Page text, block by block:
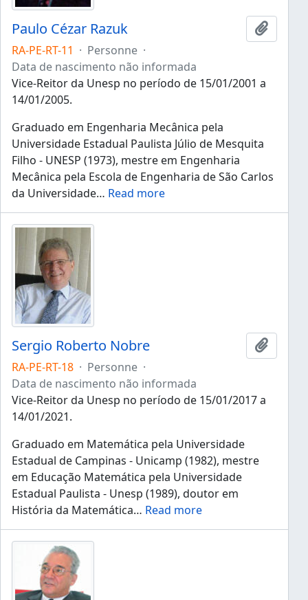
Paulo Cézar Razuk
Ajouter
RA-PE-RT-11 · Personne ·
Data de nascimento não informada
Vice-Reitor da Unesp no período de 15/01/2001 a
14/01/2005.
Graduado em Engenharia Mecânica pela
Universidade Estadual Paulista Júlio de Mesquita
Filho - UNESP (1973), mestre em Engenharia
Mecânica pela Escola de Engenharia de São Carlos
da Universidade… Read more
Sergio Roberto Nobre
Ajouter
RA-PE-RT-18 · Personne ·
Data de nascimento não informada
Vice-Reitor da Unesp no período de 15/01/2017 a
14/01/2021.
Graduado em Matemática pela Universidade
Estadual de Campinas - Unicamp (1982), mestre
em Educação Matemática pela Universidade
Estadual Paulista - Unesp (1989), doutor em
História da Matemática… Read more